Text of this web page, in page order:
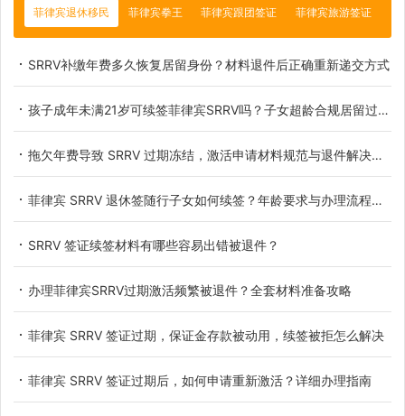
菲律宾退休移民 菲律宾拳王 菲律宾跟团签证 菲律宾旅游签证
SRRV补缴年费多久恢复居留身份？材料退件后正确重新递交方式
孩子成年未满21岁可续签菲律宾SRRV吗？子女超龄合规居留过渡办法详解
拖欠年费导致 SRRV 过期冻结，激活申请材料规范与退件解决办法
菲律宾 SRRV 退休签随行子女如何续签？年龄要求与办理流程详解
SRRV 签证续签材料有哪些容易出错被退件？
办理菲律宾SRRV过期激活频繁被退件？全套材料准备攻略
菲律宾 SRRV 签证过期，保证金存款被动用，续签被拒怎么解决
菲律宾 SRRV 签证过期后，如何申请重新激活？详细办理指南